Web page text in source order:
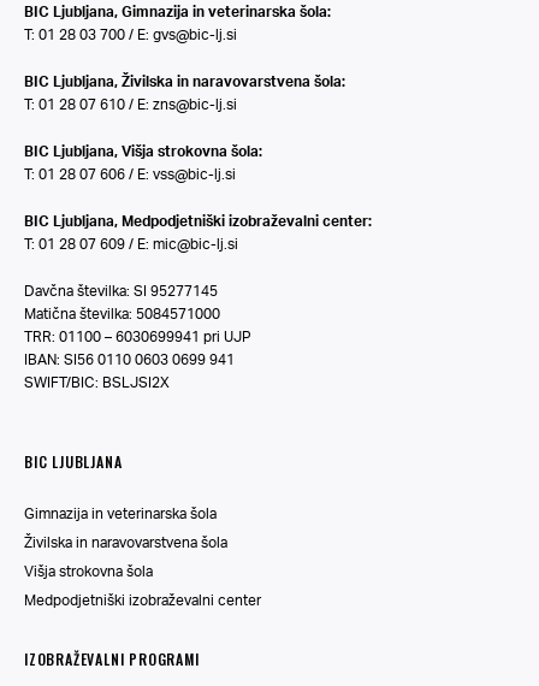
BIC Ljubljana, Gimnazija in veterinarska šola:
T: 01 28 03 700 / E: gvs@bic-lj.si
BIC Ljubljana, Živilska in naravovarstvena šola:
T: 01 28 07 610 / E: zns@bic-lj.si
BIC Ljubljana, Višja strokovna šola:
T: 01 28 07 606 / E: vss@bic-lj.si
BIC Ljubljana, Medpodjetniški izobraževalni center:
T: 01 28 07 609 / E: mic@bic-lj.si
Davčna številka: SI 95277145
Matična številka: 5084571000
TRR: 01100 – 6030699941 pri UJP
IBAN: SI56 0110 0603 0699 941
SWIFT/BIC: BSLJSI2X
BIC LJUBLJANA
Gimnazija in veterinarska šola
Živilska in naravovarstvena šola
Višja strokovna šola
Medpodjetniški izobraževalni center
IZOBRAŽEVALNI PROGRAMI